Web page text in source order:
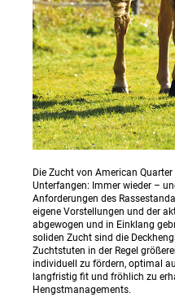
Die Zucht von American
Unterfangen: Immer wieder –
Anforderungen des
eigene Vorstellungen und der
abgewogen und in Einklang
soliden Zucht sind die
Zuchtstuten in der Regel
individuell zu fördern, optimal
langfristig fit und fröhlich zu
Hengstmanagements.